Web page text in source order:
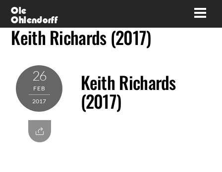
Skip
content
Ole
Ohlendorff
Keith Richards (2017)
26
FEB
2017
Keith Richards
(2017)